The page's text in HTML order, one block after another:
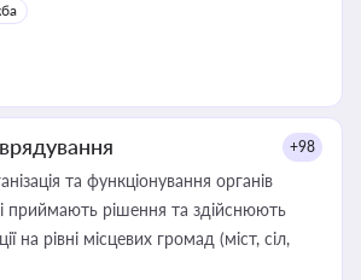
+98
та функціонування органів
приймають рішення та здійснюють
на рівні місцевих громад (міст, сіл,